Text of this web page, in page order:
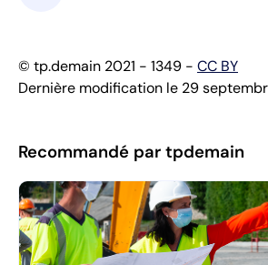
© tp.demain 2021 - 1349 - CC BY
Dernière modification le 29
Recommandé par tpdemain